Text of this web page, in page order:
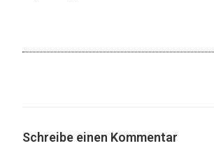
Schreibe einen Kommentar